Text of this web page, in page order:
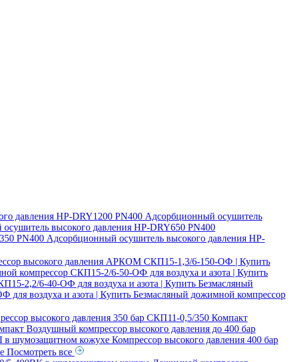
давления HP-DRY1200 PN400 Адсорбционный осушитель
высокого давления HP-DRY650 PN400
PN400 Адсорбционный осушитель высокого давления HP-
высокого давления АРКОМ СКП15-1,3/6-150-ОФ | Купить
компрессор СКП15-2/6-50-ОФ для воздуха и азота | Купить
2,2/6-40-ОФ для воздуха и азота | Купить Безмасляный
воздуха и азота | Купить Безмасляный дожимной компрессор
высокого давления 350 бар СКП11-0,5/350 Компакт
Воздушный компрессор высокого давления до 400 бар
в шумозащитном кожухе Компрессор высокого давления 400 бар
Посмотреть все